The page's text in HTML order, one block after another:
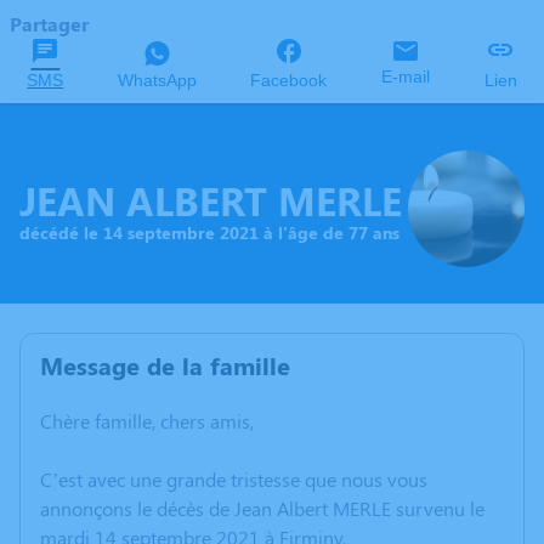
Partager
SMS WhatsApp Facebook E-mail Lien
JEAN ALBERT MERLE
décédé le 14 septembre 2021 à l'âge de 77 ans
Message de la famille
Chère famille, chers amis,
C’est avec une grande tristesse que nous vous
annonçons le décès de Jean Albert MERLE survenu le
mardi 14 septembre 2021 à Firminy.